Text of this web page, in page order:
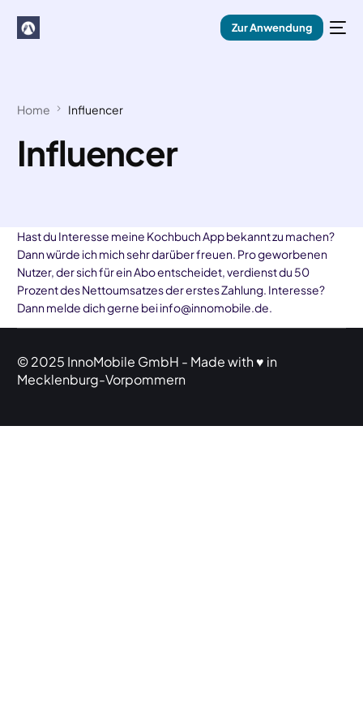
Zur Anwendung
Home Influencer
Influencer
Hast du Interesse meine Kochbuch App bekannt zu machen?
Dann würde ich mich sehr darüber freuen. Pro geworbenen
Nutzer, der sich für ein Abo entscheidet, verdienst du 50
Prozent des Nettoumsatzes der erstes Zahlung. Interesse?
Dann melde dich gerne bei info@innomobile.de.
© 2025 InnoMobile GmbH - Made with ♥ in
Mecklenburg-Vorpommern